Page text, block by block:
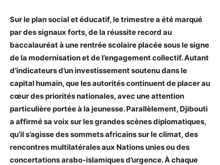
Sur le plan social et éducatif, le trimestre a été marqué
par des signaux forts, de la réussite record au
baccalauréat à une rentrée scolaire placée sous le signe
de la modernisation et de l’engagement collectif. Autant
d’indicateurs d’un investissement soutenu dans le
capital humain, que les autorités continuent de placer au
cœur des priorités nationales, avec une attention
particulière portée à la jeunesse. Parallèlement, Djibouti
a affirmé sa voix sur les grandes scènes diplomatiques,
qu’il s’agisse des sommets africains sur le climat, des
rencontres multilatérales aux Nations unies ou des
concertations arabo-islamiques d’urgence. À chaque